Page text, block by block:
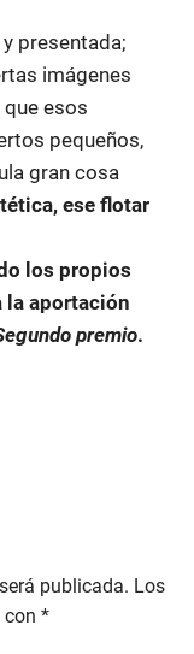
presentada;
imágenes
esos
pequeños,
gran cosa
ese flotar
los propios
la aportación
premio.
publicada. Los
*